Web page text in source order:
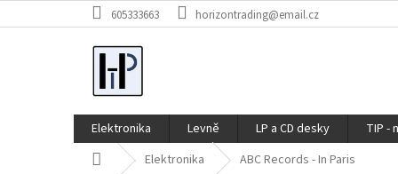
na
605333663 horizontrading@email.cz
Elektronika Levně LP a CD desky TIP -
Domů Elektronika ABC Records - In Paris